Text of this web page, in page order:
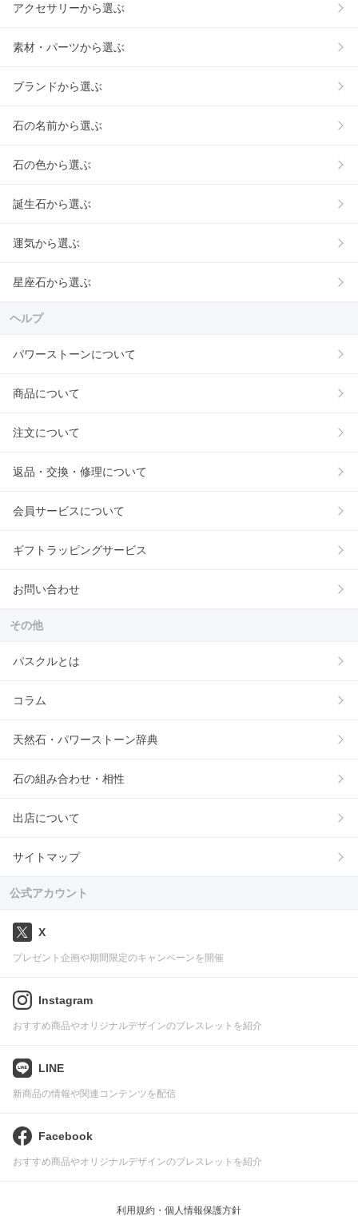
アクセサリーから選ぶ
素材・パーツから選ぶ
ブランドから選ぶ
石の名前から選ぶ
石の色から選ぶ
誕生石から選ぶ
運気から選ぶ
星座石から選ぶ
ヘルプ
パワーストーンについて
商品について
注文について
返品・交換・修理について
会員サービスについて
ギフトラッピングサービス
お問い合わせ
その他
パスクルとは
コラム
天然石・パワーストーン辞典
石の組み合わせ・相性
出店について
サイトマップ
公式アカウント
X
プレゼント企画や期間限定のキャンペーンを開催
Instagram
おすすめ商品やオリジナルデザインのブレスレットを紹介
LINE
新商品の情報や関連コンテンツを配信
Facebook
おすすめ商品やオリジナルデザインのブレスレットを紹介
利用規約・個人情報保護方針